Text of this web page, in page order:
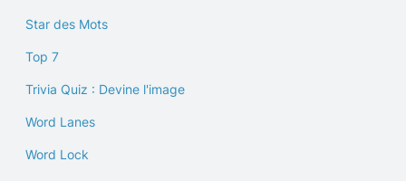
Star des Mots
Top 7
Trivia Quiz : Devine l'image
Word Lanes
Word Lock